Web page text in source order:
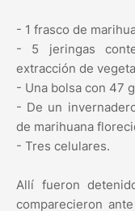
- 1 frasco de
- 5 jeringas
extracción de
- Una bolsa con 47
- De un
de marihuana
- Tres celulares.
Allí fueron
comparecieron